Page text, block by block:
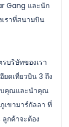
Gang และนัก
เราที่สนามบิน
บริษัทของเรา
ดเที่ยวบิน 3 ถึง
บคุณและนำคุณ
เขามาร์กัลลา ที่
กค้าจะต้อง